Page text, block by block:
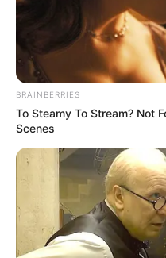
BRAINBERRIES
To Steamy To Stream? Not
Scenes